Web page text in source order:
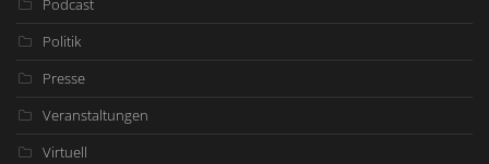
Podcast
Politik
Presse
Veranstaltungen
Virtuell